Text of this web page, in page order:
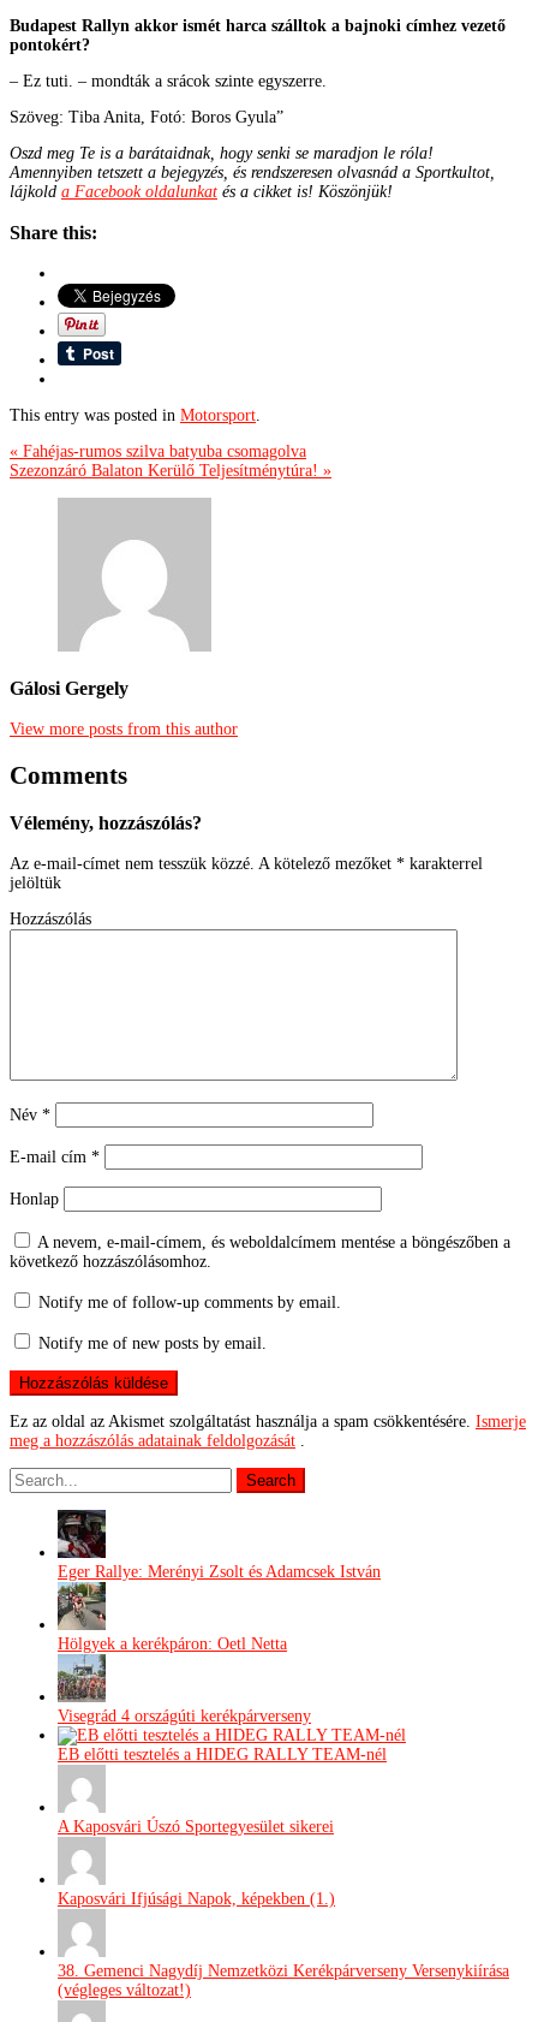
Budapest Rallyn akkor ismét harca szálltok a bajnoki címhez vezető
pontokért?
– Ez tuti. – mondták a srácok szinte egyszerre.
Szöveg: Tiba Anita, Fotó: Boros Gyula”
Oszd meg Te is a barátaidnak, hogy senki se maradjon le róla!
Amennyiben tetszett a bejegyzés, és rendszeresen olvasnád a Sportkultot,
lájkold a Facebook oldalunkat és a cikket is! Köszönjük!
Share this:
This entry was posted in Motorsport.
« Fahéjas-rumos szilva batyuba csomagolva
Szezonzáró Balaton Kerülő Teljesítménytúra! »
Gálosi Gergely
View more posts from this author
Comments
Vélemény, hozzászólás?
Az e-mail-címet nem tesszük közzé. A kötelező mezőket * karakterrel
jelöltük
Hozzászólás
Név *
E-mail cím *
Honlap
A nevem, e-mail-címem, és weboldalcímem mentése a böngészőben a
következő hozzászólásomhoz.
Notify me of follow-up comments by email.
Notify me of new posts by email.
Ez az oldal az Akismet szolgáltatást használja a spam csökkentésére. Ismerje
meg a hozzászólás adatainak feldolgozását .
Eger Rallye: Merényi Zsolt és Adamcsek István
Hölgyek a kerékpáron: Oetl Netta
Visegrád 4 országúti kerékpárverseny
EB előtti tesztelés a HIDEG RALLY TEAM-nél
A Kaposvári Úszó Sportegyesület sikerei
Kaposvári Ifjúsági Napok, képekben (1.)
38. Gemenci Nagydíj Nemzetközi Kerékpárverseny Versenykiírása
(végleges változat!)